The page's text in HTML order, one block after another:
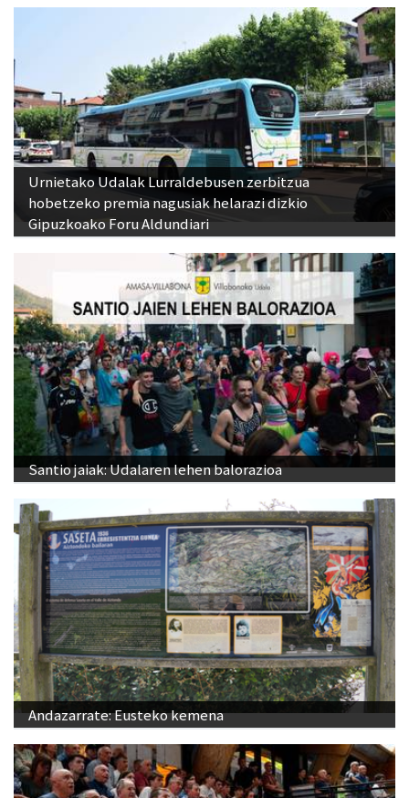
Urnietako Udalak Lurraldebusen zerbitzua
hobetzeko premia nagusiak helarazi dizkio
Gipuzkoako Foru Aldundiari
Santio jaiak: Udalaren lehen balorazioa
Andazarrate: Eusteko kemena